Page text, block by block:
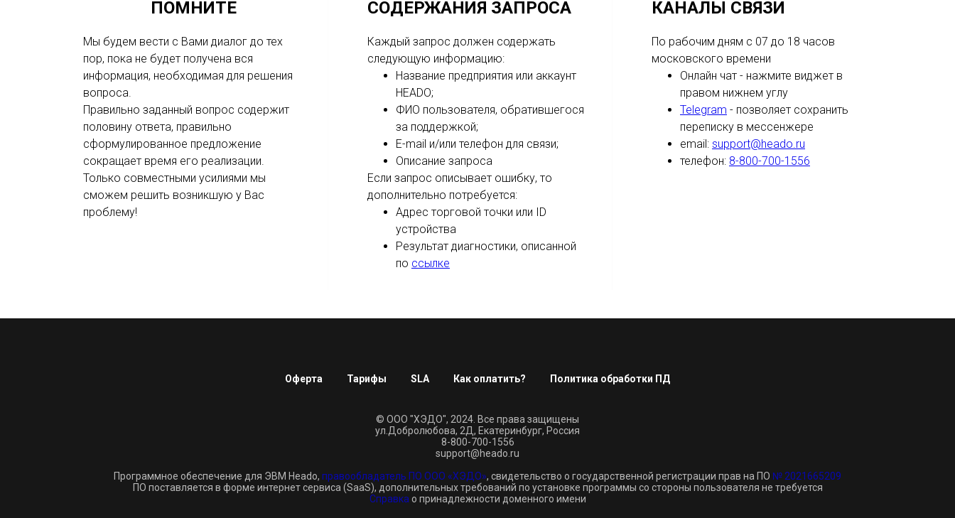
ПОМНИТЕ
Мы будем вести с Вами диалог до тех
пор, пока не будет получена вся
информация, необходимая для решения
вопроса.
Правильно заданный вопрос содержит
половину ответа, правильно
сформулированное предложение
сокращает время его реализации.
Только совместными усилиями мы
сможем решить возникшую у Вас
проблему!
СОДЕРЖАНИЯ ЗАПРОСА
Каждый запрос должен содержать
следующую информацию:
Название предприятия или аккаунт
HEADO;
ФИО пользователя, обратившегося
за поддержкой;
E-mail и/или телефон для связи;
Описание запроса
Если запрос описывает ошибку, то
дополнительно потребуется:
Адрес торговой точки или ID
устройства
Результат диагностики, описанной
по ссылке
КАНАЛЫ СВЯЗИ
По рабочим дням с 07 до 18 часов
московского времени
Онлайн чат - нажмите виджет в
правом нижнем углу
Telegram - позволяет сохранить
переписку в мессенжере
email: support@heado.ru
телефон: 8-800-700-1556
Оферта Тарифы SLA Как оплатить? Политика обработки ПД
© ООО "ХЭДО", 2024. Все права защищены
ул.Добролюбова, 2Д, Екатеринбург, Россия
8-800-700-1556
support@heado.ru
Программное обеспечение для ЭВМ Heado, правообладатель ПО ООО «ХЭДО», свидетельство о государственной регистрации прав на ПО № 2021665209
ПО поставляется в форме интернет сервиса (SaaS), дополнительных требований по установке программы со стороны пользователя не требуется
Справка о принадлежности доменного имени